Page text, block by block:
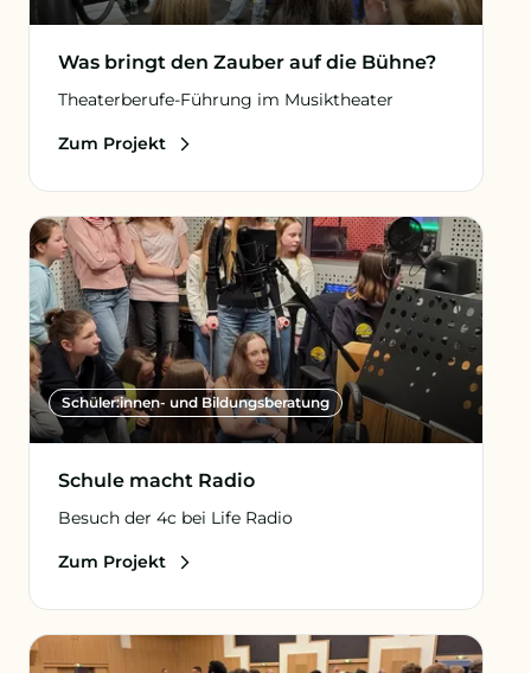
Was bringt den Zauber auf die Bühne?
Theaterberufe-Führung im Musiktheater
Zum Projekt
Schüler:innen- und Bildungsberatung
Schule macht Radio
Besuch der 4c bei Life Radio
Zum Projekt